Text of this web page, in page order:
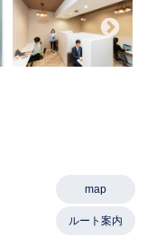
map
ルート案内